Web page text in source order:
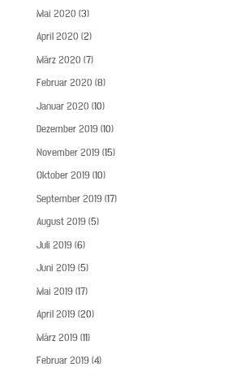
Mai 2020 (3)
April 2020 (2)
März 2020 (7)
Februar 2020 (8)
Januar 2020 (10)
Dezember 2019(10)
November 2019(15)
Oktober 2019(10)
September 2019(17)
August 2019(5)
Juli 2019(6)
Juni 2019(5)
Mai 2019(17)
April 2019(20)
März 2019(11)
Februar 2019(4)